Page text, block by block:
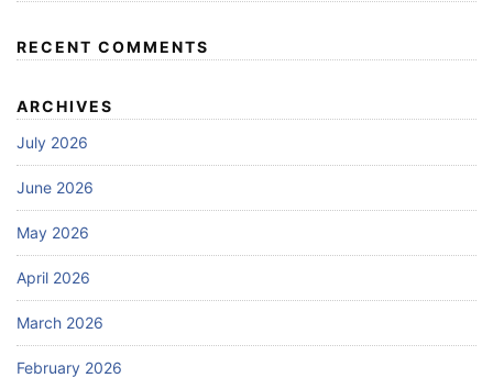
RECENT COMMENTS
ARCHIVES
July 2026
June 2026
May 2026
April 2026
March 2026
February 2026